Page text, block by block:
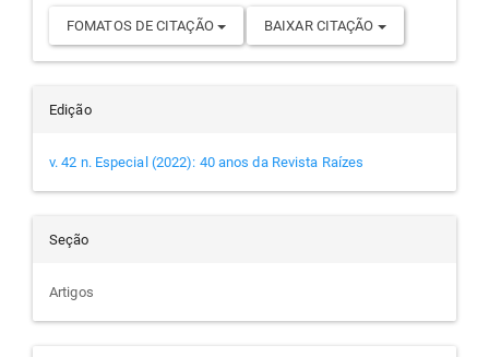
FOMATOS DE CITAÇÃO BAIXAR CITAÇÃO
Edição
v. 42 n. Especial (2022): 40 anos da Revista Raízes
Seção
Artigos